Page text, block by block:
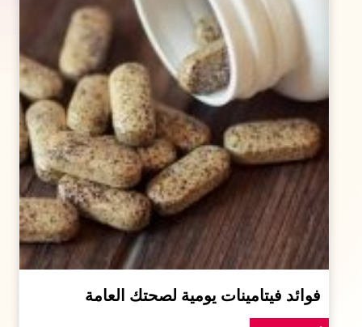
فوائد فيتامينات يومية لصحتك العامة